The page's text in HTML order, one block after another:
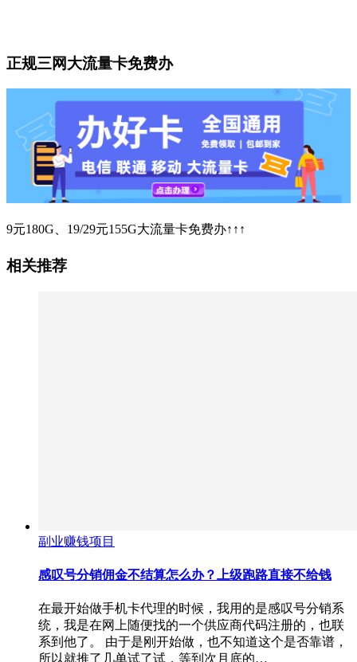
正规三网大流量卡免费办
9元180G、19/29元155G大流量卡免费办↑↑↑
相关推荐
副业赚钱项目
感叹号分销佣金不结算怎么办？上级跑路直接不给钱
在最开始做手机卡代理的时候，我用的是感叹号分销系
统，我是在网上随便找的一个供应商代码注册的，也联
系到他了。 由于是刚开始做，也不知道这个是否靠谱，
所以就推了几单试了试，等到次月底的…